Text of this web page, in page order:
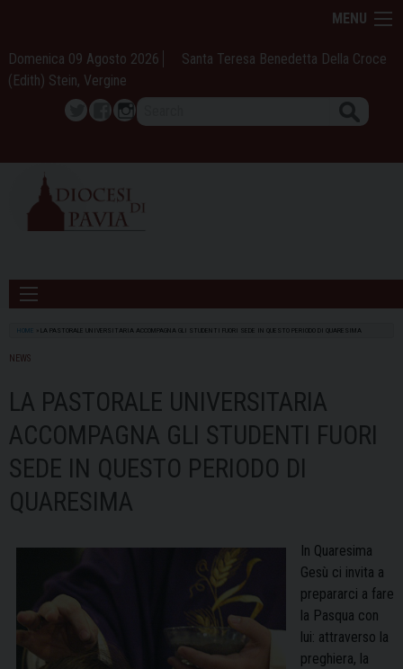
content
MENU
Domenica 09 Agosto 2026
Santa Teresa Benedetta Della Croce
(Edith) Stein, Vergine
TwitterFacebook
Instagram
HOME LA PASTORALE UNIVERSITARIA ACCOMPAGNA GLI STUDENTI FUORI SEDE IN QUESTO PERIODO DI QUARESIMA
NEWS
LA PASTORALE UNIVERSITARIA
ACCOMPAGNA GLI STUDENTI FUORI
SEDE IN QUESTO PERIODO DI
QUARESIMA
In Quaresima
Gesù ci invita a
prepararci a fare
la Pasqua con
lui: attraverso la
preghiera, la